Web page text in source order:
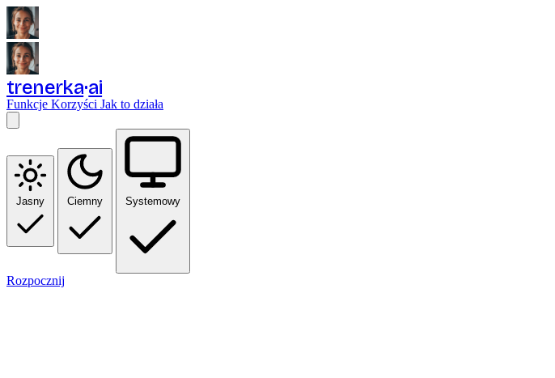
trenerka ai
Funkcje Korzyści Jak to działa
Jasny Ciemny Systemowy
Rozpocznij